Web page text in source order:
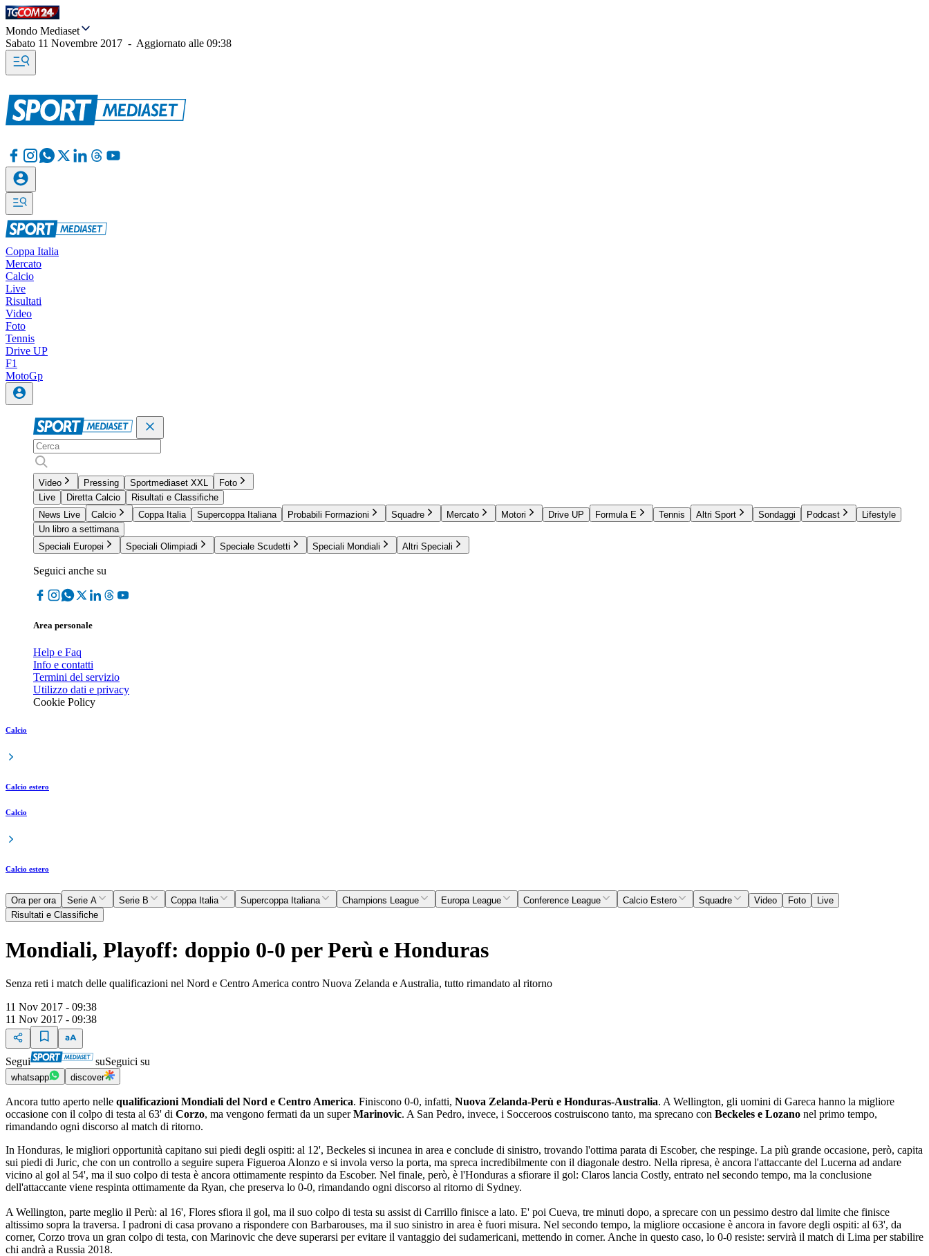
Mondo Mediaset
Sabato 11 Novembre 2017 - Aggiornato alle 09:38
Coppa Italia
Mercato
Calcio
Live
Risultati
Video
Foto
Tennis
Drive UP
F1
MotoGp
Video Pressing Sportmediaset XXL
Foto
Live
Diretta Calcio
Risultati e Classifiche
News Live
Calcio Coppa Italia Supercoppa Italiana Probabili Formazioni Squadre Mercato Motori Drive UP Formula E Tennis Altri Sport Sondaggi Podcast
Lifestyle
Un libro a settimana
Speciali Europei
Speciali Olimpiadi Speciale Scudetti Speciali Mondiali Altri Speciali
Seguici anche su
Area personale
Help e Faq
Info e contatti
Termini del servizio
Utilizzo dati e privacy
Cookie Policy
Calcio
Calcio estero
Calcio
Calcio estero
Ora per ora Serie A Serie B Coppa Italia Supercoppa Italiana Champions League Europa League Conference League Calcio Estero Squadre Video Foto
Live
Risultati e Classifiche
Mondiali, Playoff: doppio 0-0 per Perù e Honduras
Senza reti i match delle qualificazioni nel Nord e Centro America contro Nuova Zelanda e Australia, tutto rimandato al ritorno
11 Nov 2017 - 09:38
11 Nov 2017 - 09:38
Segui suSeguici su
whatsapp discover
Ancora tutto aperto nelle qualificazioni Mondiali del Nord e Centro America. Finiscono 0-0, infatti, Nuova Zelanda-Perù e Honduras-Australia. A Wellington, gli uomini di Gareca hanno la migliore
occasione con il colpo di testa al 63' di Corzo, ma vengono fermati da un superMarinovic. A San Pedro, invece, i Socceroos costruiscono tanto, ma sprecano con Beckeles e Lozano nel primo tempo,
rimandando ogni discorso al match di ritorno.
In Honduras, le migliori opportunità capitano sui piedi degli ospiti: al 12', Beckeles si incunea in area e conclude di sinistro, trovando l'ottima parata di Escober, che respinge. La più grande occasione, però, capita
sui piedi di Juric, che con un controllo a seguire supera Figueroa Alonzo e si invola verso la porta, ma spreca incredibilmente con il diagonale destro. Nella ripresa, è ancora l'attaccante del Lucerna ad andare
vicino al gol al 54', ma il suo colpo di testa è ancora ottimamente respinto da Escober. Nel finale, però, è l'Honduras a sfiorare il gol: Claros lancia Costly, entrato nel secondo tempo, ma la conclusione
dell'attaccante viene respinta ottimamente da Ryan, che preserva lo 0-0, rimandando ogni discorso al ritorno di Sydney.
A Wellington, parte meglio il Perù: al 16', Flores sfiora il gol, ma il suo colpo di testa su assist di Carrillo finisce a lato. E' poi Cueva, tre minuti dopo, a sprecare con un pessimo destro dal limite che finisce
altissimo sopra la traversa. I padroni di casa provano a rispondere con Barbarouses, ma il suo sinistro in area è fuori misura. Nel secondo tempo, la migliore occasione è ancora in favore degli ospiti: al 63', da
corner, Corzo trova un gran colpo di testa, con Marinovic che deve superarsi per evitare il vantaggio dei sudamericani, mettendo in corner. Anche in questo caso, lo 0-0 resiste: servirà il match di Lima per stabilire
chi andrà a Russia 2018.